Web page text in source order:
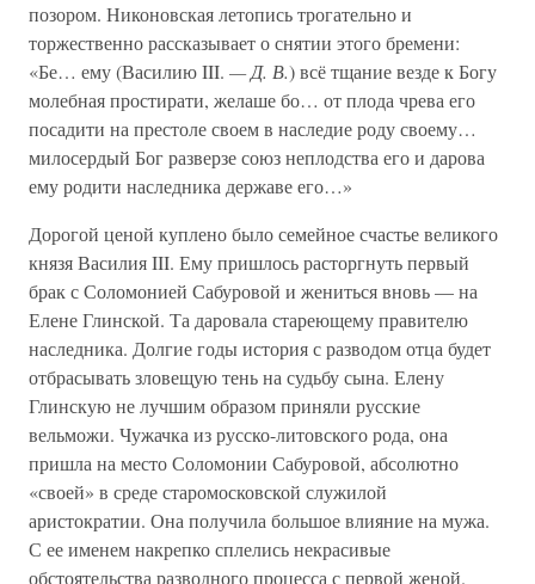
позором. Никоновская летопись трогательно и
торжественно рассказывает о снятии этого бремени:
«Бе… ему (Василию III. — Д. В.) всё тщание везде к Богу
молебная простирати, желаше бо… от плода чрева его
посадити на престоле своем в наследие роду своему…
милосердый Бог разверзе союз неплодства его и дарова
ему родити наследника державе его…»
Дорогой ценой куплено было семейное счастье великого
князя Василия III. Ему пришлось расторгнуть первый
брак с Соломонией Сабуровой и жениться вновь — на
Елене Глинской. Та даровала стареющему правителю
наследника. Долгие годы история с разводом отца будет
отбрасывать зловещую тень на судьбу сына. Елену
Глинскую не лучшим образом приняли русские
вельможи. Чужачка из русско-литовского рода, она
пришла на место Соломонии Сабуровой, абсолютно
«своей» в среде старомосковской служилой
аристократии. Она получила большое влияние на мужа.
С ее именем накрепко сплелись некрасивые
обстоятельства разводного процесса с первой женой.